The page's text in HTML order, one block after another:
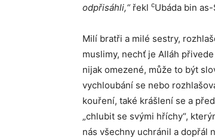
odpřisáhli,“řekl cUbáda bin
Milí bratři a milé sestry,
muslimy, nechť je Alláh
nijak omezené, může to být
vychloubání se nebo
kouření, také krášlení se a
„chlubit se svými hříchy“,
nás všechny uchránil a dopřál